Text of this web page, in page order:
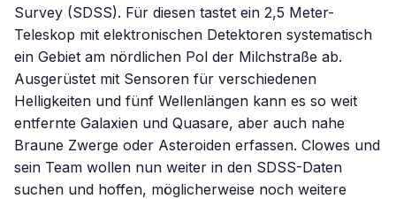
Survey (SDSS). Für diesen tastet ein 2,5 Meter-
Teleskop mit elektronischen Detektoren systematisch
ein Gebiet am nördlichen Pol der Milchstraße ab.
Ausgerüstet mit Sensoren für verschiedenen
Helligkeiten und fünf Wellenlängen kann es so weit
entfernte Galaxien und Quasare, aber auch nahe
Braune Zwerge oder Asteroiden erfassen. Clowes und
sein Team wollen nun weiter in den SDSS-Daten
suchen und hoffen, möglicherweise noch weitere